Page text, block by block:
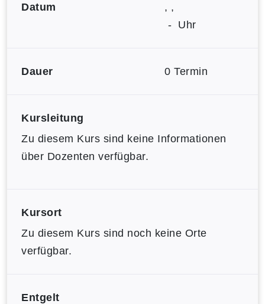
Datum
, ,
- Uhr
Dauer 0 Termin
Kursleitung
Zu diesem Kurs sind keine Informationen
über Dozenten verfügbar.
Kursort
Zu diesem Kurs sind noch keine Orte
verfügbar.
Entgelt